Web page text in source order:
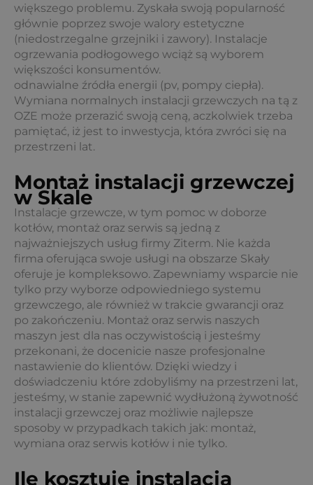
większego problemu. Zyskała swoją popularność
głównie poprzez swoje walory estetyczne
(niedostrzegalne grzejniki i zawory). Instalacje
ogrzewania podłogowego wciąż są wyborem
większości konsumentów.
odnawialne źródła energii (pv, pompy ciepła).
Wymiana normalnych instalacji grzewczych na tą z
OZE może przerazić swoją ceną, aczkolwiek trzeba
pamiętać, iż jest to inwestycja, która zwróci się na
przestrzeni lat.
Montaż instalacji grzewczej
w Skale
Instalacje grzewcze, w tym pomoc w doborze
kotłów, montaż oraz serwis są jedną z
najważniejszych usług firmy Ziterm. Nie każda
firma oferująca swoje usługi na obszarze Skały
oferuje je kompleksowo. Zapewniamy wsparcie nie
tylko przy wyborze odpowiedniego systemu
grzewczego, ale również w trakcie gwarancji oraz
po zakończeniu. Montaż oraz serwis naszych
maszyn jest dla nas oczywistością i jesteśmy
przekonani, że docenicie nasze profesjonalne
nastawienie do klientów. Dzięki wiedzy i
doświadczeniu które zdobyliśmy na przestrzeni lat,
jesteśmy, w stanie zapewnić wydłużoną żywotność
instalacji grzewczej oraz możliwie najlepsze
sposoby w przypadkach takich jak: montaż,
wymiana oraz serwis kotłów i nie tylko.
Ile kosztuje instalacja